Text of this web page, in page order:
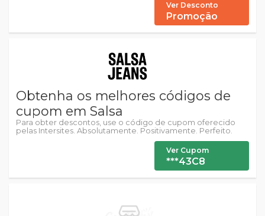
Ver Desconto
Promoção
Obtenha os melhores códigos de
cupom em Salsa
Para obter descontos, use o código de cupom oferecido
pelas Intersites. Absolutamente. Positivamente. Perfeito.
Ver Cupom
***43C8